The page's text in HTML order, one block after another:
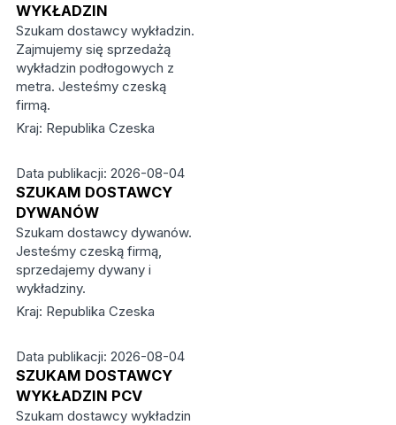
WYKŁADZIN
Szukam dostawcy wykładzin.
Zajmujemy się sprzedażą
wykładzin podłogowych z
metra. Jesteśmy czeską
firmą.
Kraj: Republika Czeska
Data publikacji: 2026-08-04
SZUKAM DOSTAWCY
DYWANÓW
Szukam dostawcy dywanów.
Jesteśmy czeską firmą,
sprzedajemy dywany i
wykładziny.
Kraj: Republika Czeska
Data publikacji: 2026-08-04
SZUKAM DOSTAWCY
WYKŁADZIN PCV
Szukam dostawcy wykładzin